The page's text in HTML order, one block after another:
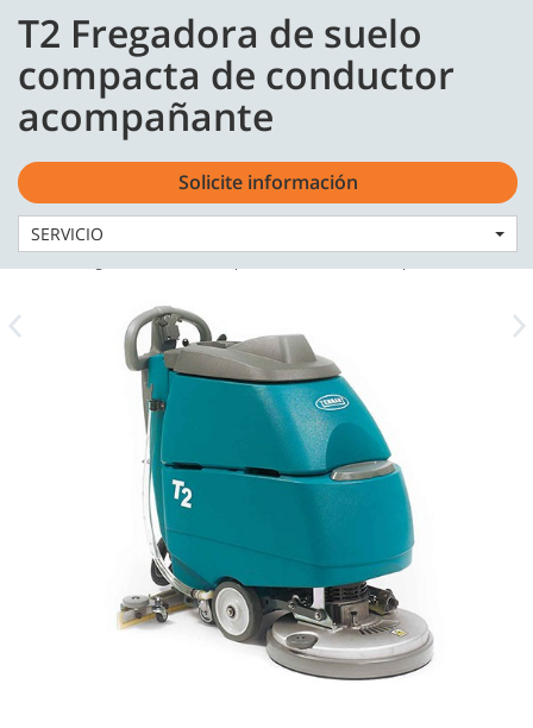
content
navigation
menu
Home Máquinas
T2 Fregadora de suelo
compacta de conductor
acompañante
Solicite información
SERVICIO